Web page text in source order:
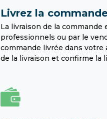
Livrez la
La livraison de la
professionnels ou par le
commande livrée dans
de la livraison et confirme la